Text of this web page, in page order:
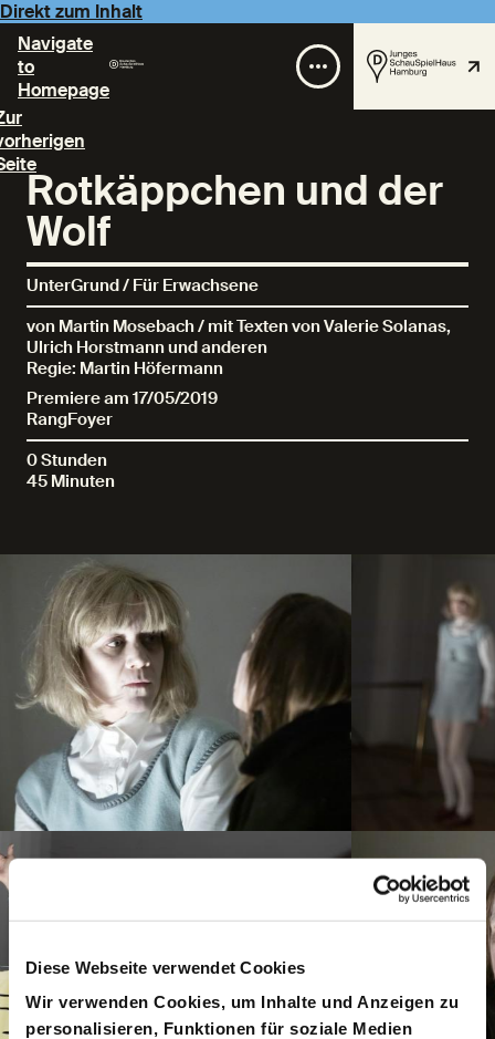
Diese Webseite verwendet Cookies
Wir verwenden Cookies, um Inhalte und Anzeigen zu
personalisieren, Funktionen für soziale Medien
Direkt zum Inhalt
Navigate
to
Homepage
Rotkäppchen und der
Wolf
UnterGrund / Für Erwachsene
von Martin Mosebach / mit Texten von Valerie Solanas,
Ulrich Horstmann und anderen
Regie: Martin Höfermann
Premiere am 17/05/2019
RangFoyer
0 Stunden
45 Minuten